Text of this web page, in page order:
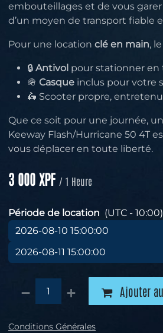
embouteillages et de vous
d’un moyen de transport fiable
Pour une location clé en main,
🔒 Antivol pour stationner
🪖 Casque inclus pour votre
🛵 Scooter propre,
Que ce soit pour une journée,
Keeway Flash/Hurricane 50 4T
vous déplacer en toute liberté.
3 000XPF / 1 Heure
Période de location (UTC - 10:00)
Ajouter
Conditions Générales